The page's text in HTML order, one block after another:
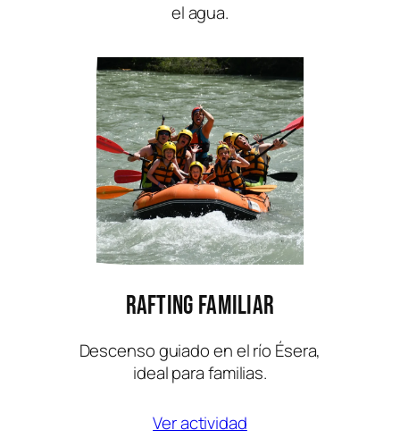
el agua.
Rafting Familiar
Descenso guiado en el río Ésera,
ideal para familias.
Ver actividad